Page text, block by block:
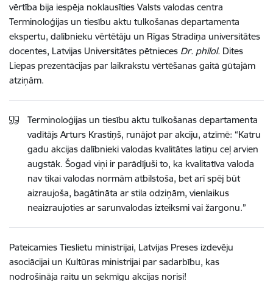
vērtība bija iespēja noklausīties Valsts valodas centra
Terminoloģijas un tiesību aktu tulkošanas departamenta
ekspertu, dalībnieku vērtētāju un Rīgas Stradiņa universitātes
docentes, Latvijas Universitātes pētnieces Dr. philol. Dites
Liepas prezentācijas par laikrakstu vērtēšanas gaitā gūtajām
atziņām.
Terminoloģijas un tiesību aktu tulkošanas departamenta
vadītājs Arturs Krastiņš, runājot par akciju, atzīmē: “Katru
gadu akcijas dalībnieki valodas kvalitātes latiņu ceļ arvien
augstāk. Šogad viņi ir parādījuši to, ka kvalitatīva valoda
nav tikai valodas normām atbilstoša, bet arī spēj būt
aizraujoša, bagātināta ar stila odziņām, vienlaikus
neaizraujoties ar sarunvalodas izteiksmi vai žargonu.”
Pateicamies Tieslietu ministrijai, Latvijas Preses izdevēju
asociācijai un Kultūras ministrijai par sadarbību, kas
nodrošināja raitu un sekmīgu akcijas norisi!